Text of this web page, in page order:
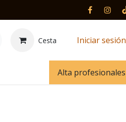
Cesta Iniciar sesión
Alta profesionales